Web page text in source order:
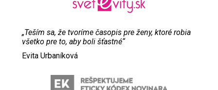
„Teším sa, že tvoríme časopis pre ženy, ktoré robia
všetko pre to, aby boli šťastné“
Evita Urbaníková